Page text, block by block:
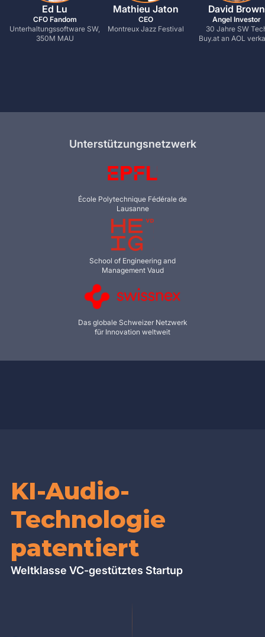
Ed Lu
CFO Fandom
Unterhaltungssoftware SW,
350M MAU
Mathieu Jaton
CEO
Montreux Jazz Festival
David Brown
Angel Investor
30 Jahre SW
Buy.at an AOL
Unterstützungsnetzwerk
École Polytechnique Fédérale de
Lausanne
School of Engineering and
Management Vaud
Das globale Schweizer Netzwerk
für Innovation weltweit
KI-Audio-
Technologie
patentiert
Weltklasse VC-gestütztes Startup